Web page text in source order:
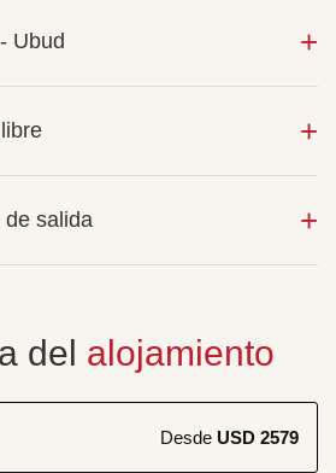
Ubud
de salida
del alojamiento
Desde USD 2579